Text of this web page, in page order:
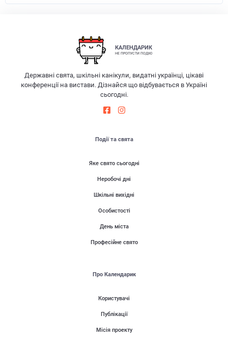
КАЛЕНДАРИК
НЕ ПРОПУСТИ ПОДІЮ
Державні свята, шкільні канікули, видатні українці, цікаві
конференції на вистави. Дізнайся що відбувається в Україні
сьогодні.
Події та свята
Яке свято сьогодні
Неробочі дні
Шкільні вихідні
Особистості
День міста
Професійне свято
Про Календарик
Користувачі
Публікації
Місія проекту